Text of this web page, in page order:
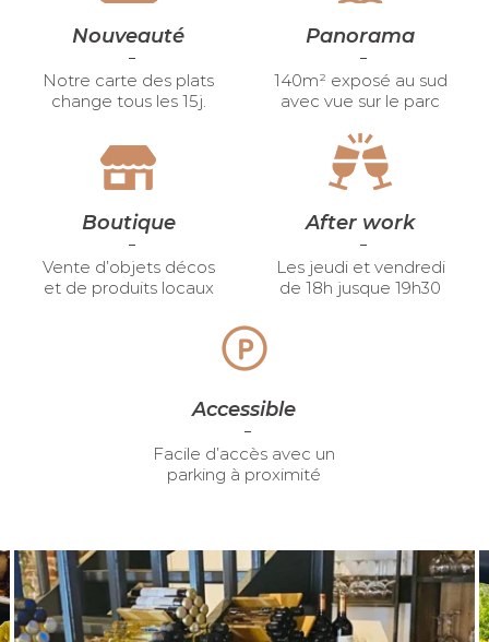
Nouveauté
Notre carte des plats
change tous les 15j.
Panorama
140m² exposé au sud
avec vue sur le parc
Boutique
Vente d’objets décos
et de produits locaux
After work
Les jeudi et vendredi
de 18h jusque 19h30
Accessible
Facile d’accès avec un
parking à proximité